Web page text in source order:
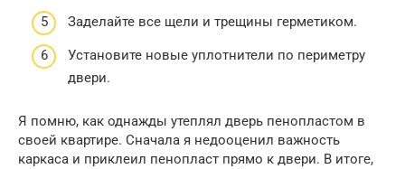
Заделайте все щели и трещины герметиком.
Установите новые уплотнители по периметру
двери.
Я помню, как однажды утеплял дверь пенопластом в
своей квартире. Сначала я недооценил важность
каркаса и приклеил пенопласт прямо к двери. В итоге,